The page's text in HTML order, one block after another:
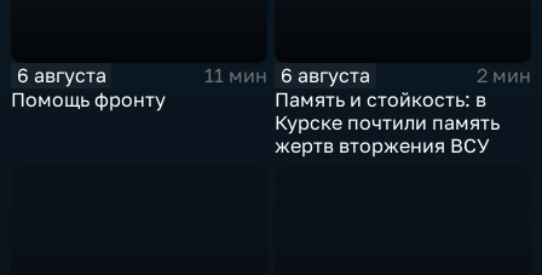
6 августа
11 мин
Помощь фронту
6 августа
2 мин
Память и стойкость: в
Курске почтили память
жертв вторжения ВСУ